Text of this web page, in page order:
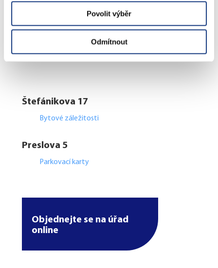
Povolit výběr
Odmítnout
Poplatky
Přestupky obecné
Štefánikova 17
Bytové záležitosti
Preslova 5
Parkovací karty
Objednejte se na úřad
online